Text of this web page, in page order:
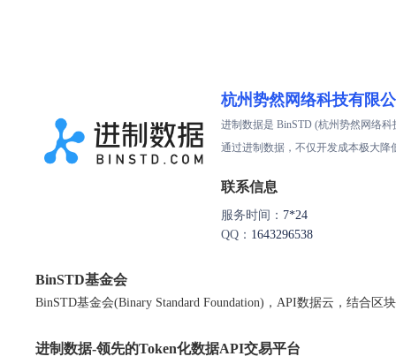
杭州势然网络科技有限
进制数据是 BinSTD (杭州势然网络
通过进制数据，不仅开发成本极大降
联系信息
服务时间： 7*24
QQ： 1643296538
BinSTD基金会
BinSTD基金会(Binary Standard Foundation)，API数据云，结合
进制数据-领先的Token化数据API交易平台